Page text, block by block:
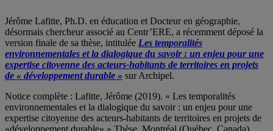
Jérôme Lafitte, Ph.D. en éducation et Docteur en géographie,
désormais chercheur associé au Centr’ERE, a récemment déposé la
version finale de sa thèse, intitulée Les temporalités
environnementales et la dialogique du savoir : un enjeu pour une
expertise citoyenne des acteurs-habitants de territoires en projets
de « développement durable » sur Archipel.
Notice complète : Lafitte, Jérôme (2019). « Les temporalités
environnementales et la dialogique du savoir : un enjeu pour une
expertise citoyenne des acteurs-habitants de territoires en projets de
«développement durable» » Thèse. Montréal (Québec, Canada),